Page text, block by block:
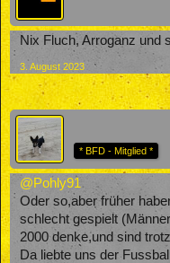
Nix Fluch, Arroganz und
3. August 2023
* BFD - Mitglied *
@Pohly91
Oder so,aber früher
schlecht gespielt
2000 denke,und sind
Da liebte uns der